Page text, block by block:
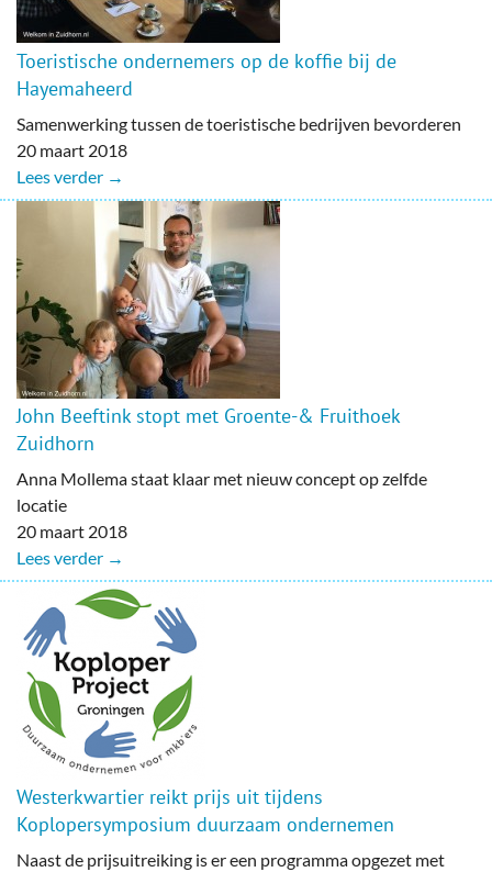
Toeristische ondernemers op de koffie bij de
Hayemaheerd
Samenwerking tussen de toeristische bedrijven bevorderen
20 maart 2018
Lees verder →
John Beeftink stopt met Groente-& Fruithoek
Zuidhorn
Anna Mollema staat klaar met nieuw concept op zelfde
locatie
20 maart 2018
Lees verder →
Westerkwartier reikt prijs uit tijdens
Koplopersymposium duurzaam ondernemen
Naast de prijsuitreiking is er een programma opgezet met